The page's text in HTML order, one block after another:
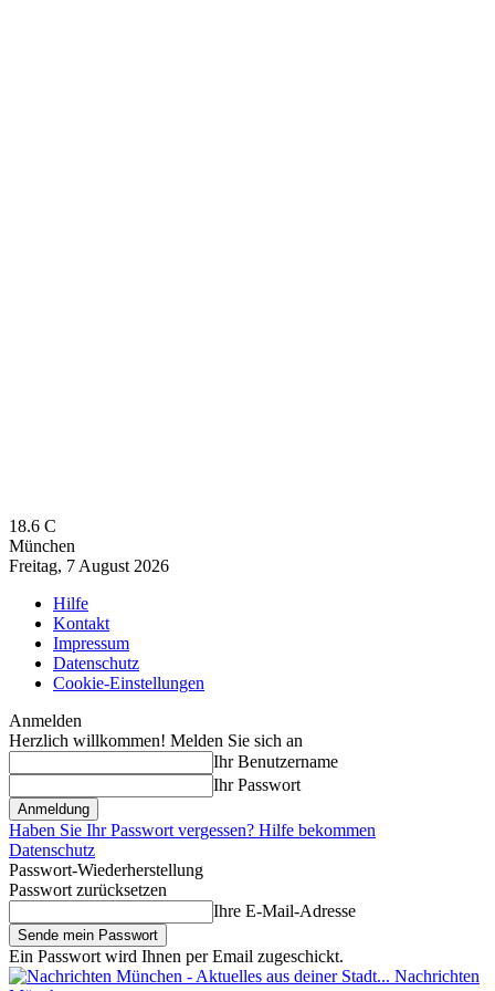
18.6 C
München
Freitag, 7 August 2026
Hilfe
Kontakt
Impressum
Datenschutz
Cookie-Einstellungen
Anmelden
Herzlich willkommen! Melden Sie sich an
Ihr Benutzername
Ihr Passwort
Haben Sie Ihr Passwort vergessen? Hilfe bekommen
Datenschutz
Passwort-Wiederherstellung
Passwort zurücksetzen
Ihre E-Mail-Adresse
Ein Passwort wird Ihnen per Email zugeschickt.
Nachrichten